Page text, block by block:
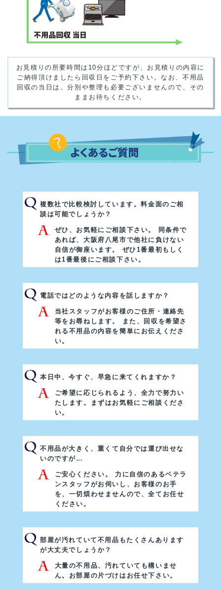
お見積りの所要時間は10分ほどですが、お見積りの内容に
ご納得頂けましたら回収日をご予約下さい。なお、不用品
回収の当日は、分別や整理も必要ございませんので、その
ままお待ちください。
複数社で比較検討しています。料金面のご相
談は可能でしょうか？
ぜひ、お気軽にご相談下さい。 同条件で
あれば、大阪府八尾市で他社に負けない
自信が御座います。 ぜひ1番最初もしく
は1番最後にご相談下さい。
電話ではどのような内容を話しますか？
当社スタッフがお客様のご住所・連絡先
等をお尋ねします。 また、回収を希望さ
れる不用品の内容を簡単にお伝えくださ
い。
本日中、今すぐ、早急に来てくれますか？
ご希望に応じられるよう、全力で努力い
たします。まずはお気軽にご相談くださ
い。
不用品が大きく、重くて自分では運び出せな
いのですが…
ご安心ください。 力に自信のあるベテラ
ンスタッフがお伺いし、お客様のお手
を、一切煩わせませんので、全てお任せ
ください。
部屋が汚れていて不用品もたくさんあります
が大丈夫でしょうか？
大量の不用品、汚れていても構いませ
ん。お部屋の片づけはお任せ下さい。